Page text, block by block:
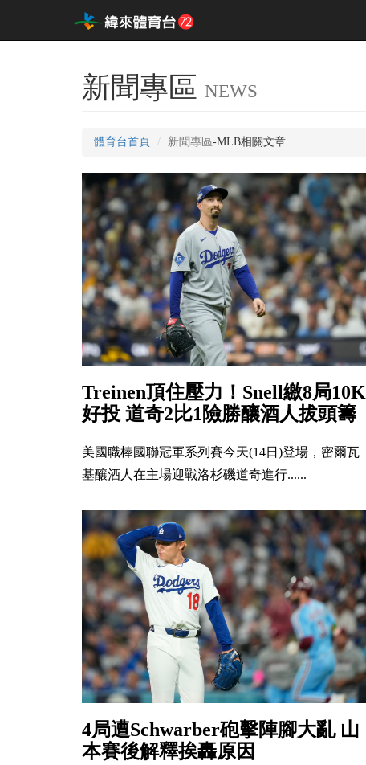
新聞專區 NEWS
體育台首頁 新聞專區-MLB相關文章
Treinen頂住壓力！Snell繳8局10K
好投 道奇2比1險勝釀酒人拔頭籌
美國職棒國聯冠軍系列賽今天(14日)登場，密爾瓦
基釀酒人在主場迎戰洛杉磯道奇進行......
4局遭Schwarber砲擊陣腳大亂 山
本賽後解釋挨轟原因